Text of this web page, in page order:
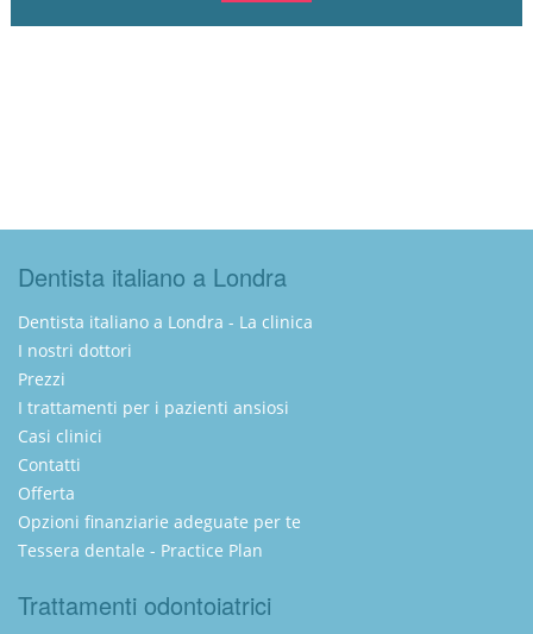
Dentista italiano a Londra
Dentista italiano a Londra - La clinica
I nostri dottori
Prezzi
I trattamenti per i pazienti ansiosi
Casi clinici
Contatti
Offerta
Opzioni finanziarie adeguate per te
Tessera dentale - Practice Plan
Trattamenti odontoiatrici